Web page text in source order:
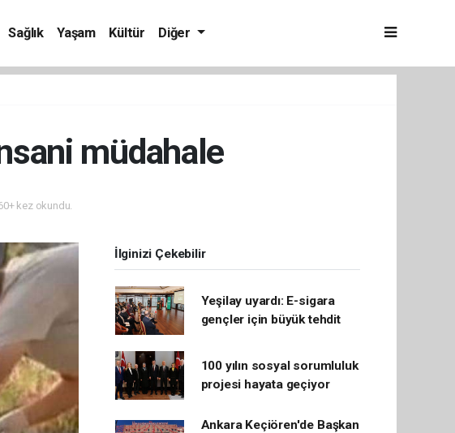
Sağlık Yaşam Kültür Diğer
müdahale
kez okundu.
İlginizi Çekebilir
Yeşilay uyardı: E-sigara
gençler için büyük tehdit
100 yılın sosyal sorumluluk
projesi hayata geçiyor
Ankara Keçiören'de Başkan